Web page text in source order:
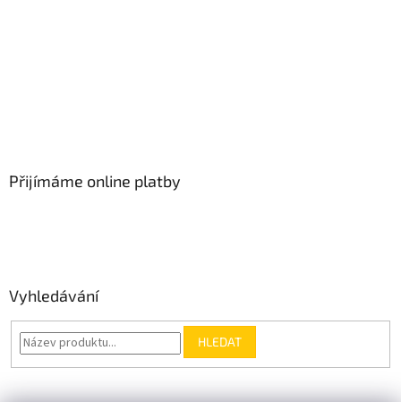
Přijímáme online platby
Vyhledávání
HLEDAT